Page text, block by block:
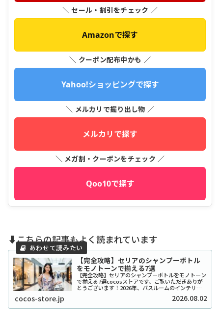
＼ セール・割引をチェック ／
Amazonで探す
＼ クーポン配布中かも ／
Yahoo!ショッピングで探す
＼ メルカリで掘り出し物 ／
メルカリで探す
＼ メガ割・クーポンをチェック ／
Qoo10で探す
⬇️こちらの記事もよく読まれています
【完全攻略】セリアのシャンプーボトル
をモノトーンで揃える7選
【完全攻略】セリアのシャンプーボトルをモノトーン
で揃える7選cocosストアです、ご覧いただきありが
とうございます！2026年、バスルームのインテリア
のシャンプーボトル（モノトーン）はまさに救...
cocos-store.jp 2026.08.02